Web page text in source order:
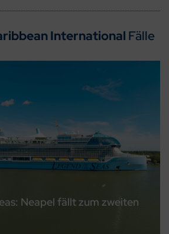
International Fälle
Neapel fällt zum zweiten